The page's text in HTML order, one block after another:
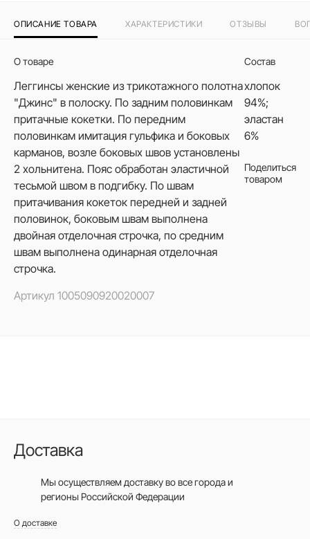
ОПИСАНИЕ ТОВАРА ХАРАКТЕРИСТИКИ ОТЗЫВЫ
О товаре
Леггинсы женские из трикотажного полотна
"Джинс" в полоску. По задним половинкам
притачные кокетки. По передним
половинкам имитация гульфика и боковых
карманов, возле боковых швов установлены
2 хольнитена. Пояс обработан эластичной
тесьмой швом в подгибку. По швам
притачивания кокеток передней и задней
половинок, боковым швам выполнена
двойная отделочная строчка, по средним
швам выполнена одинарная отделочная
строчка.
Артикул 1005090920020007
Состав
хлопок
94%;
эластан
6%
Поделиться
товаром
Доставка
Мы осуществляем доставку во все городаи
регионы Российской Федерации
О доставке